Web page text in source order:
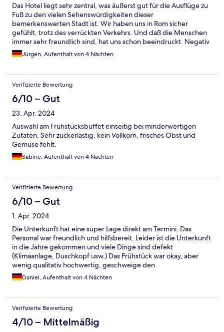
Das Hotel liegt sehr zentral, was äußerst gut für die Ausflüge zu
Fuß zu den vielen Sehenswürdigkeiten dieser
bemerkenswerten Stadt ist. Wir haben uns in Rom sicher
gefühlt, trotz des verrückten Verkehrs. Und daß die Menschen
immer sehr freundlich sind, hat uns schon beeindruckt. Negativ
ist der viele Müll in der Stadt. Das Hotel ist gut für einen
Städtetrip geeignet und zu empfehlen.
Jürgen, Aufenthalt von 4 Nächten
Verifizierte Bewertung
6/10 – Gut
23. Apr. 2024
Auswahl am Frühstücksbuffet einseitig bei minderwertigen
Zutaten. Sehr zuckerlastig, kein Vollkorn, frisches Obst und
Gemüse fehlt.
Sabine, Aufenthalt von 4 Nächten
Verifizierte Bewertung
6/10 – Gut
1. Apr. 2024
Die Unterkunft hat eine super Lage direkt am Termini. Das
Personal war freundlich und hilfsbereit. Leider ist die Unterkunft
in die Jahre gekommen und viele Dinge sind defekt
(Klimaanlage, Duschkopf usw.) Das Frühstück war okay, aber
wenig qualitativ hochwertig, geschweige den
abwechslungsreich. Wer ein Hotel für 3-5 Nächte mit einer
guten Ausgangslage sucht und Abstriche machen kann, ist hier
Daniel, Aufenthalt von 4 Nächten
Verifizierte Bewertung
4/10 – Mittelmäßig